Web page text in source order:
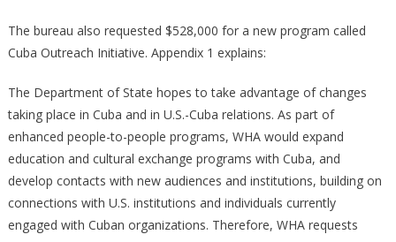
The bureau also requested $528,000 for a new program called
Cuba Outreach Initiative. Appendix 1 explains:
The Department of State hopes to take advantage of changes
taking place in Cuba and in U.S.-­Cuba relations. As part of
enhanced people-­to-­people programs, WHA would expand
education and cultural exchange programs with Cuba, and
develop contacts with new audiences and institutions, building on
connections with U.S. institutions and individuals currently
engaged with Cuban organizations. Therefore, WHA requests